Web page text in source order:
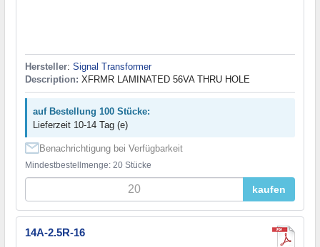
Hersteller: Signal Transformer
Description: XFRMR LAMINATED 56VA THRU HOLE
auf Bestellung 100 Stücke:
Lieferzeit 10-14 Tag (e)
Benachrichtigung bei Verfügbarkeit
Mindestbestellmenge: 20 Stücke
kaufen
14A-2.5R-16